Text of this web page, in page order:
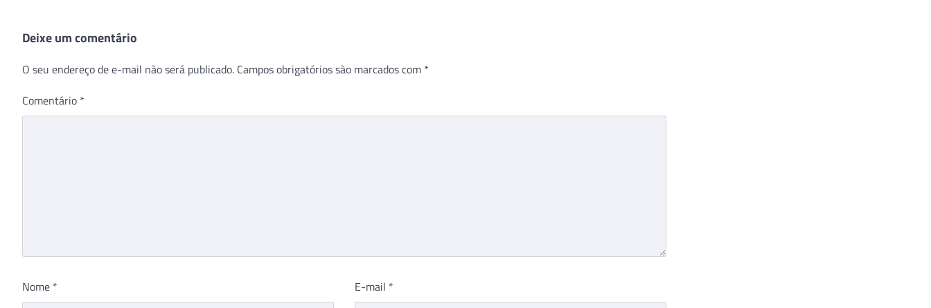
Deixe um comentário
O seu endereço de e-mail não será publicado. Campos obrigatórios são marcados com *
Comentário *
Nome * E-mail *